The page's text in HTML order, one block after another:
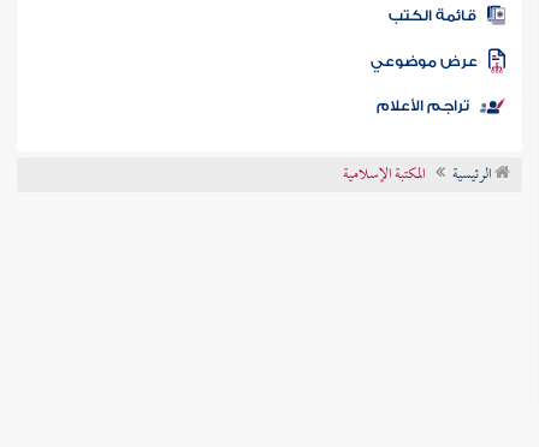
المكتبة
الكتب
موضوعي
تراجم الأعلام
الرئيسية المكتبة الإسلامية